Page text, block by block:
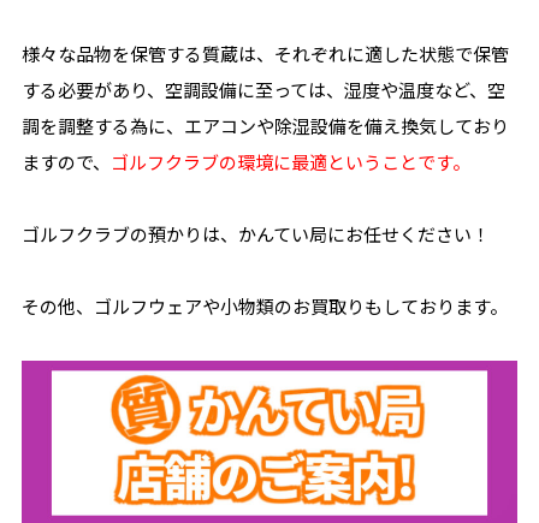
様々な品物を保管する質蔵は、それぞれに適した状態で保管
する必要があり、空調設備に至っては、湿度や温度など、空
調を調整する為に、エアコンや除湿設備を備え換気しており
ますので、 ゴルフクラブの環境に最適ということです。
ゴルフクラブの預かりは、かんてい局にお任せください！
その他、ゴルフウェアや小物類のお買取りもしております。